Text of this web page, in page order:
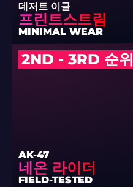
데저트 이글
프린트스트림
MINIMAL WEAR
2ND - 3RD 순위
AK-47
네온 라이더
FIELD-TESTED